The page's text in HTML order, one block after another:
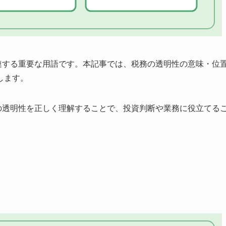
る重要な用語です。本記事では、税務の透明性の意味・位
す。
明性を正しく理解することで、投資判断や業務に役立てる